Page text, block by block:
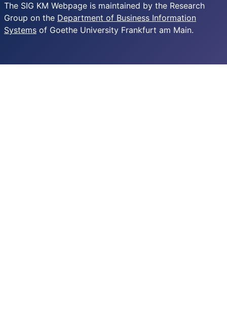
The SIG KM Webpage is maintained by the Research
Group on the Department of Business Information
Systems of Goethe University Frankfurt am Main.